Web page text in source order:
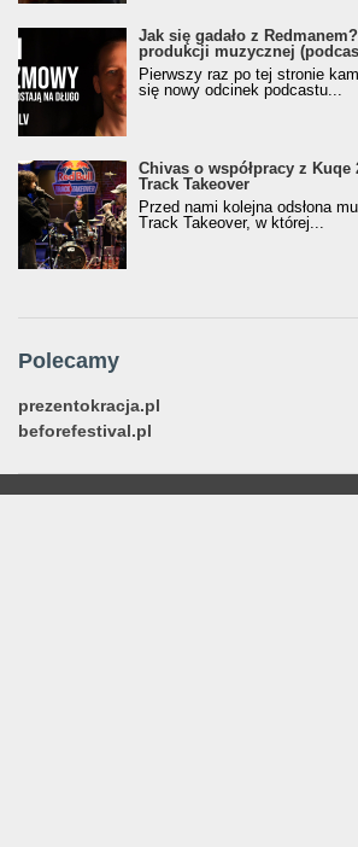
Jak się gadało z
produkcji muzycznej
Pierwszy raz po tej stronie
się nowy odcinek podcastu...
Chivas o współpracy z Kuqe
Track Takeover
Przed nami kolejna odsłona
Track Takeover, w której...
Polecamy
prezentokracja.pl
beforefestival.pl